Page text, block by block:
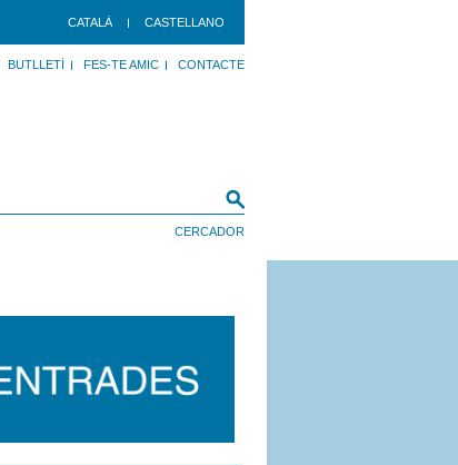
CATALÀ CASTELLANO
BUTLLETÍ FES-TE AMIC CONTACTE